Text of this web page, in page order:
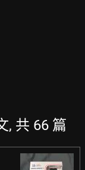
, 共 66 篇